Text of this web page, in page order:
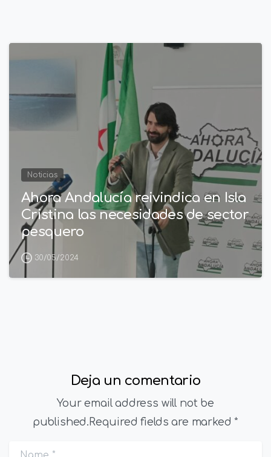
Noticias
Ahora Andalucía reivindica en Isla
Cristina las necesidades de sector
pesquero
30/05/2024
Deja un comentario
Your email address will not be
published.Required fields are marked *
Name *